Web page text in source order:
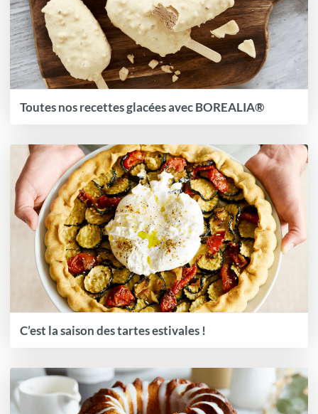
Toutes nos recettes glacées avec BOREALIA®
C’est la saison des tartes estivales !